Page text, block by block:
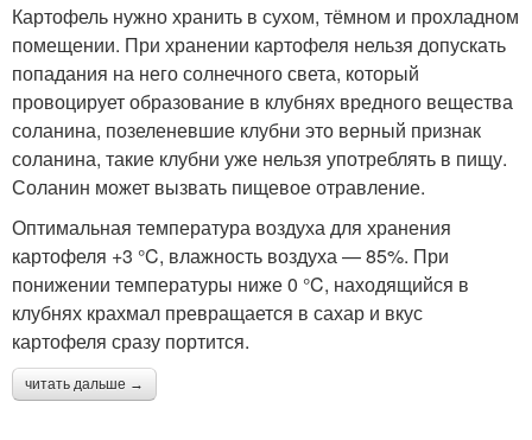
Картофель нужно хранить в сухом, тёмном и прохладном
помещении. При хранении картофеля нельзя допускать
попадания на него солнечного света, который
провоцирует образование в клубнях вредного вещества
соланина, позеленевшие клубни это верный признак
соланина, такие клубни уже нельзя употреблять в пищу.
Соланин может вызвать пищевое отравление.
Оптимальная температура воздуха для хранения
картофеля +3 °C, влажность воздуха — 85%. При
понижении температуры ниже 0 °C, находящийся в
клубнях крахмал превращается в сахар и вкус
картофеля сразу портится.
читать дальше →